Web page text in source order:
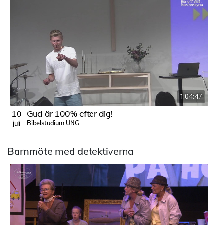
1:04:47
10
juli
Gud är 100% efter dig!
Bibelstudium UNG
Barnmöte med detektiverna